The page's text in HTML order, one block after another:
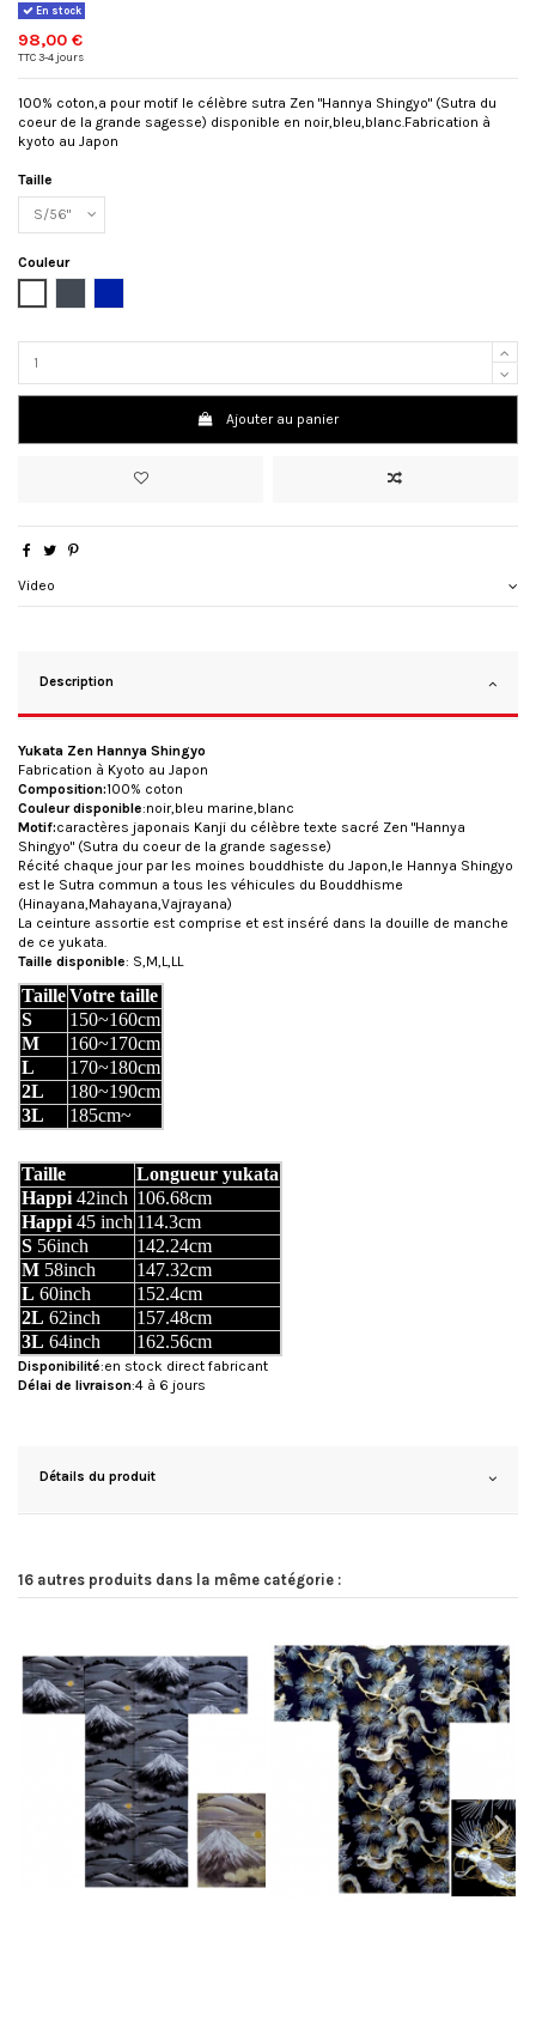
En stock
98,00 €
TTC3-4 jours
100% coton,a pour motif le célèbre sutra Zen "Hannya Shingyo" (Sutra du
coeur de la grande sagesse) disponible en noir,bleu,blanc.Fabrication à
kyoto au Japon
Taille
Couleur
Ajouter au panier
Video
Description
Yukata Zen Hannya Shingyo
Fabrication à Kyoto au Japon
Composition:100% coton
Couleur disponible:noir,bleu marine,blanc
Motif:caractères japonais Kanji du célèbre texte sacré Zen "Hannya
Shingyo" (Sutra du coeur de la grande sagesse)
Récité chaque jour par les moines bouddhiste du Japon,le Hannya Shingyo
est le Sutra commun a tous les véhicules du Bouddhisme
(Hinayana,Mahayana,Vajrayana)
La ceinture assortie est comprise et est inséré dans la douille de manche
de ce yukata.
Taille disponible: S,M,L,LL
TailleVotre taille
S
150~160cm
M
160~170cm
L
170~180cm
2L
180~190cm
3L
185cm~
Taille
Longueur yukata
Happi 42inch 106.68cm
Happi 45 inch 114.3cm
S 56inch
142.24cm
M 58inch
147.32cm
L 60inch
152.4cm
2L 62inch
157.48cm
3L 64inch 162.56cm
Disponibilité:en stock direct fabricant
Délai de livraison:4 à 6 jours
Détails du produit
16 autres produits dans la même catégorie :